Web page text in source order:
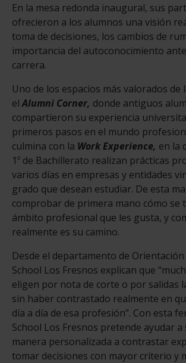
En la mesa redonda inaugural, sus
ofrecieron a los alumnos una visión
toma de decisiones, los cambios de
importancia del autoconocimiento
carrera.
Uno de los espacios más valorados de
elAlumni Corner, donde antiguos
compartieron su experiencia
primeros pasos en el mundo
culmina con la Work Experience, en la
1º de Bachillerato realizan prácticas
varios días en empresas y entidades
grado que desean estudiar. De esta
comprobar de primera mano cómo se
ámbito profesional que les gusta, y
realmente es su camino.
Desde el departamento de
School Los Fresnos explican que
eligen por nota de corte o por salidas
sin haber contrastado realmente en
día a día de esa profesión”. Con esta
School Los Fresnos pretende ayudar a
manera personalizada a contrastar
tomar decisiones con mayor criterio y